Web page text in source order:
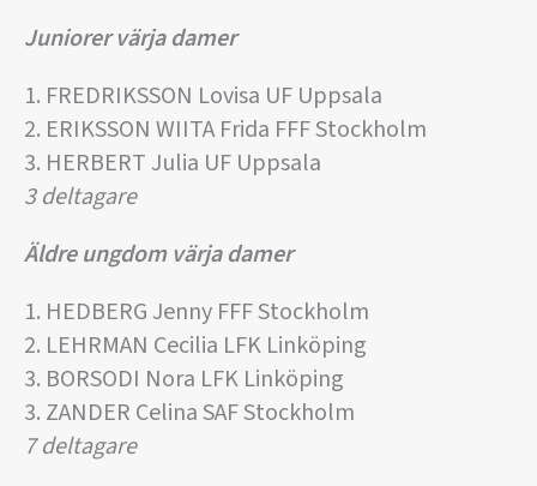
Juniorer värja damer
1. FREDRIKSSON Lovisa UF Uppsala
2. ERIKSSON WIITA Frida FFF Stockholm
3. HERBERT Julia UF Uppsala
3 deltagare
Äldre ungdom värja damer
1. HEDBERG Jenny FFF Stockholm
2. LEHRMAN Cecilia LFK Linköping
3. BORSODI Nora LFK Linköping
3. ZANDER Celina SAF Stockholm
7 deltagare